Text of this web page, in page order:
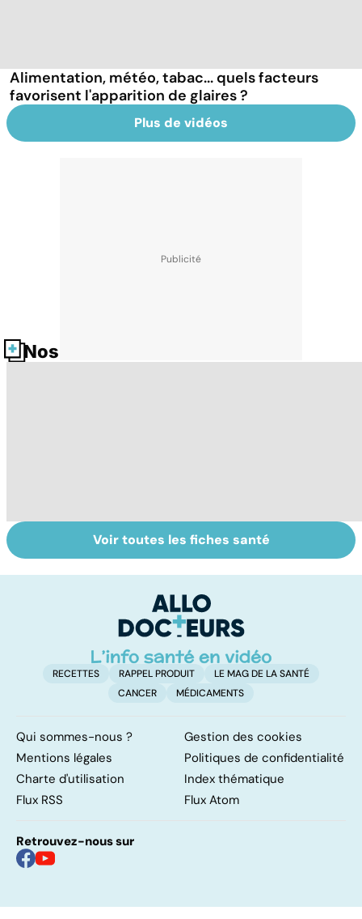
Alimentation, météo, tabac... quels facteurs
favorisent l'apparition de glaires ?
Plus de vidéos
Nos fiches santé
HPV : tout savoir
sur les
Glandes
salivaires : les
glande parotide
Voir toutes les fiches santé
RECETTES RAPPEL PRODUIT
LE MAG DE LA SANTÉ
CANCER
MÉDICAMENTS
Qui sommes-nous ?
Gestion des cookies
Mentions légales
Politiques de confidentialité
Charte d'utilisation
Index thématique
Flux RSS
Flux Atom
Retrouvez-nous sur